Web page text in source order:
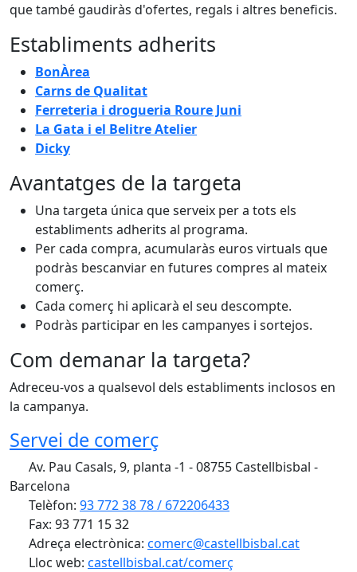
que també gaudiràs d'ofertes, regals i altres beneficis.
Establiments adherits
BonÀrea
Carns de Qualitat
Ferreteria i drogueria Roure Juni
La Gata i el Belitre Atelier
Dicky
Avantatges de la targeta
Una targeta única que serveix per a tots els
establiments adherits al programa.
Per cada compra, acumularàs euros virtuals que
podràs bescanviar en futures compres al mateix
comerç.
Cada comerç hi aplicarà el seu descompte.
Podràs participar en les campanyes i sortejos.
Com demanar la targeta?
Adreceu-vos a qualsevol dels establiments inclosos en
la campanya.
Servei de comerç
Av. Pau Casals, 9, planta -1 - 08755 Castellbisbal -
Barcelona
Telèfon: 93 772 38 78 / 672206433
Fax: 93 771 15 32
Adreça electrònica: comerc@castellbisbal.cat
Lloc web: castellbisbal.cat/comerç